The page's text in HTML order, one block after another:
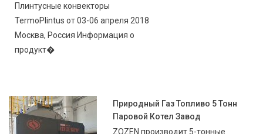
Плинтусные конвекторы
TermoPlintus от 03-06 апреля 2018
Москва, Россия Информация о
продукт�
Природный Газ Топливо 5 Тонн
Паровой Котел Завод
ZOZEN производит 5-тонные